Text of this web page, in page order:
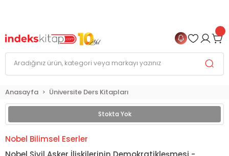
Anasayfa Üniversite Ders Kitapları
Stokta Yok
Nobel Bilimsel Eserler